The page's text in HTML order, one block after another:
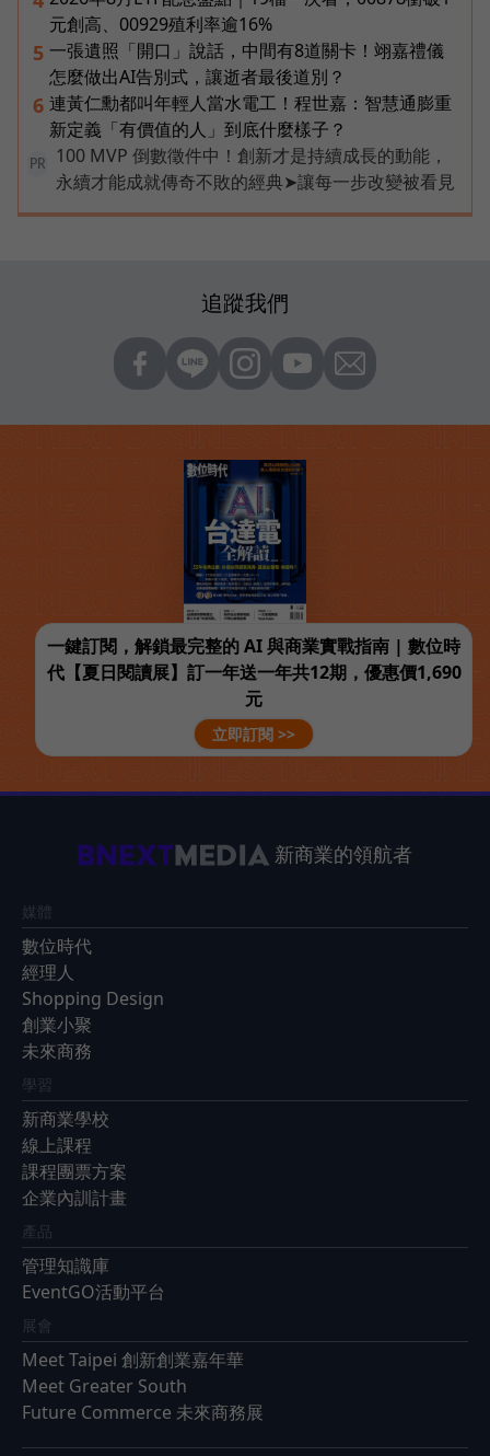
元創高、00929殖利率逾16%
5 一張遺照「開口」說話，中間有8道關卡！翊嘉禮儀
怎麼做出AI告別式，讓逝者最後道別？
6 連黃仁勳都叫年輕人當水電工！程世嘉：智慧通膨重
新定義「有價值的人」到底什麼樣子？
PR
100 MVP 倒數徵件中！創新才是持續成長的動能，
永續才能成就傳奇不敗的經典➤讓每一步改變被看見
追蹤我們
一鍵訂閱，解鎖最完整的 AI 與商業實戰指南 | 數位時
代【夏日閱讀展】訂一年送一年共12期，優惠價1,690
元
立即訂閱 >>
新商業的領航者
媒體
數位時代
經理人
Shopping Design
創業小聚
未來商務
學習
新商業學校
線上課程
課程團票方案
企業內訓計畫
產品
管理知識庫
EventGO活動平台
展會
Meet Taipei 創新創業嘉年華
Meet Greater South
Future Commerce 未來商務展